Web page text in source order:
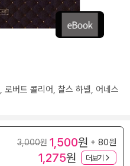
, 로버트 콜리어, 찰스 하넬, 어네스
3,000원 1,500원 + 80원
1,275원 더보기